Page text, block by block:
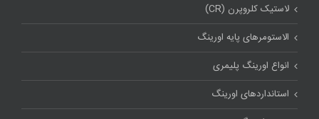
لاستیک کلروپرن (CR)
الاستومرهای پایه اورینگ
انواع اورینگ پلیمری
استاندارد‌های اورینگ